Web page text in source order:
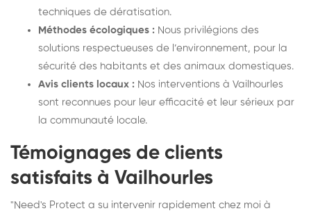
techniques de dératisation.
Méthodes écologiques : Nous privilégions des
solutions respectueuses de l’environnement, pour la
sécurité des habitants et des animaux domestiques.
Avis clients locaux : Nos interventions à Vailhourles
sont reconnues pour leur efficacité et leur sérieux par
la communauté locale.
Témoignages de clients
satisfaits à Vailhourles
"Need's Protect a su intervenir rapidement chez moi à